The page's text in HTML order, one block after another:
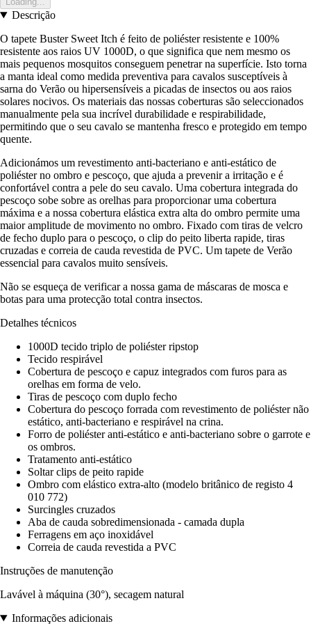
Descrição
O tapete Buster Sweet Itch é feito de poliéster resistente e 100%
resistente aos raios UV 1000D, o que significa que nem mesmo os
mais pequenos mosquitos conseguem penetrar na superfície. Isto torna
a manta ideal como medida preventiva para cavalos susceptíveis à
sarna do Verão ou hipersensíveis a picadas de insectos ou aos raios
solares nocivos. Os materiais das nossas coberturas são seleccionados
manualmente pela sua incrível durabilidade e respirabilidade,
permitindo que o seu cavalo se mantenha fresco e protegido em tempo
quente.
Adicionámos um revestimento anti-bacteriano e anti-estático de
poliéster no ombro e pescoço, que ajuda a prevenir a irritação e é
confortável contra a pele do seu cavalo. Uma cobertura integrada do
pescoço sobe sobre as orelhas para proporcionar uma cobertura
máxima e a nossa cobertura elástica extra alta do ombro permite uma
maior amplitude de movimento no ombro. Fixado com tiras de velcro
de fecho duplo para o pescoço, o clip do peito liberta rapide, tiras
cruzadas e correia de cauda revestida de PVC. Um tapete de Verão
essencial para cavalos muito sensíveis.
Não se esqueça de verificar a nossa gama de máscaras de mosca e
botas para uma protecção total contra insectos.
Detalhes técnicos
1000D tecido triplo de poliéster ripstop
Tecido respirável
Cobertura de pescoço e capuz integrados com furos para as
orelhas em forma de velo.
Tiras de pescoço com duplo fecho
Cobertura do pescoço forrada com revestimento de poliéster não
estático, anti-bacteriano e respirável na crina.
Forro de poliéster anti-estático e anti-bacteriano sobre o garrote e
os ombros.
Tratamento anti-estático
Soltar clips de peito rapide
Ombro com elástico extra-alto (modelo britânico de registo 4
010 772)
Surcingles cruzados
Aba de cauda sobredimensionada - camada dupla
Ferragens em aço inoxidável
Correia de cauda revestida a PVC
Instruções de manutenção
Lavável à máquina (30°), secagem natural
Informações adicionais